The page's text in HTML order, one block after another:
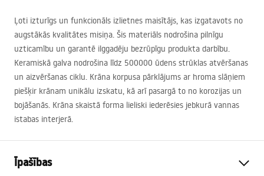
Ļoti izturīgs un funkcionāls izlietnes maisītājs, kas izgatavots no
augstākās kvalitātes misiņa. Šis materiāls nodrošina pilnīgu
uzticamību un garantē ilggadēju bezrūpīgu produkta darbību.
Keramiskā galva nodrošina līdz 500000 ūdens strūklas atvēršanas
un aizvēršanas ciklu. Krāna korpusa pārklājums ar hroma slāņiem
piešķir krānam unikālu izskatu, kā arī pasargā to no korozijas un
bojāšanās. Krāna skaistā forma lieliski iederēsies jebkurā vannas
istabas interjerā.
Īpašības